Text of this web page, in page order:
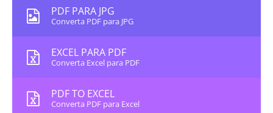
PDF PARA JPG
Converta PDF para JPG
EXCEL PARA PDF
Converta Excel para PDF
PDF TO EXCEL
Converta PDF para Excel